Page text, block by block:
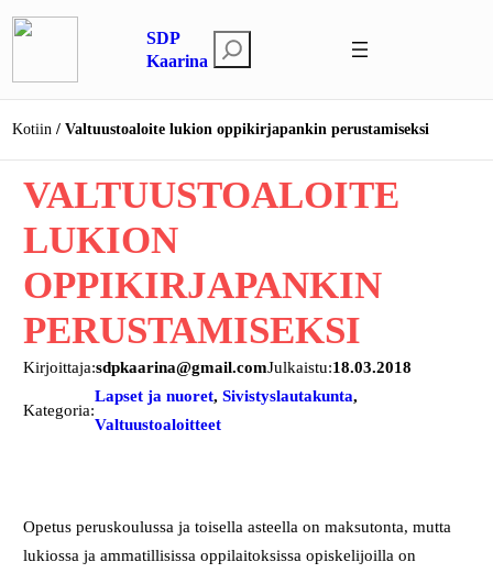
Siirry
sisältöön
SDP
Kaarina
t
s
i
Kotiin Valtuustoaloite lukion oppikirjapankin perustamiseksi
VALTUUSTOALOITE
LUKION
OPPIKIRJAPANKIN
PERUSTAMISEKSI
Kirjoittaja:sdpkaarina@gmail.comJulkaistu:18.03.2018
Kategoria:
Lapset ja nuoret, Sivistyslautakunta
Valtuustoaloitteet
Opetus peruskoulussa ja toisella asteella on maksutonta, mutta
lukiossa ja ammatillisissa oppilaitoksissa opiskelijoilla on